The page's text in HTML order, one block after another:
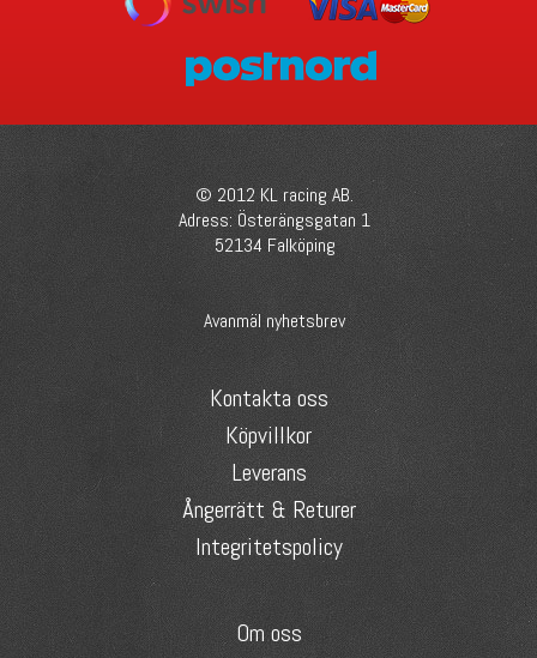
© 2012 KL racing AB.
Adress: Österängsgatan 1
52134 Falköping
Avanmäl nyhetsbrev
Kontakta oss
Köpvillkor
Leverans
Ångerrätt & Returer
Integritetspolicy
Om oss